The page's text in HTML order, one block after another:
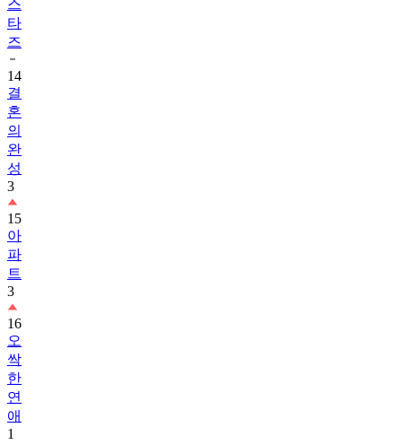
스
타
즈
14
결
혼
의
완
성
3
15
아
파
트
3
16
오
싹
한
연
애
1